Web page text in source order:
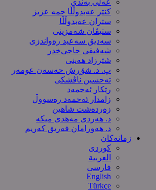
کنێر عەبدوڵڵا حمە عزیز
ستران عەبدوڵڵا
ستیڤان شەمزینی
سەدیق سەعید رەواندزی
شه‌فیقی حاجی‌خدر
شێرزاد هەینی
پ. د. شۆڕش حەسەن عومەر
تەحسین ناڤشکی
رێکار ئەحمەد
زامدار ئەحمەد رەسووڵ
زه‌رده‌شت شاهین
د. هەردی مەهدی میکە
د. هەورامان فەریق كەریم
زمانەکان
کوردی
العربیة
فارسی
English
Türkçe